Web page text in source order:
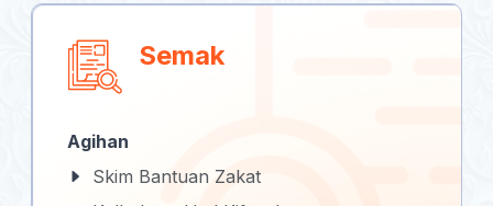
Semak
Agihan
Skim Bantuan Zakat